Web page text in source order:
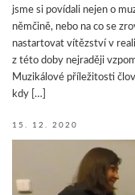
jsme si povídali nejen o
němčině, nebo na co se
nastartovat vítězství v
z této doby nejraději
Muzikálové příležitosti
kdy […]
15. 12. 2020